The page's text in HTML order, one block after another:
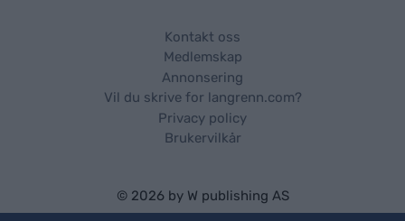
Kontakt oss
Medlemskap
Annonsering
Vil du skrive for langrenn.com?
Privacy policy
Brukervilkår
© 2026 by W publishing AS